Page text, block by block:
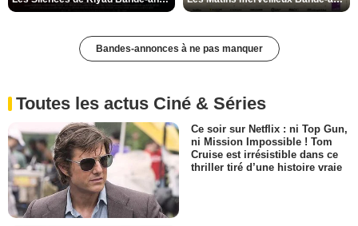
Bandes-annonces à ne pas manquer
Toutes les actus Ciné & Séries
Ce soir sur Netflix : ni Top Gun,
ni Mission Impossible ! Tom
Cruise est irrésistible dans ce
thriller tiré d’une histoire vraie